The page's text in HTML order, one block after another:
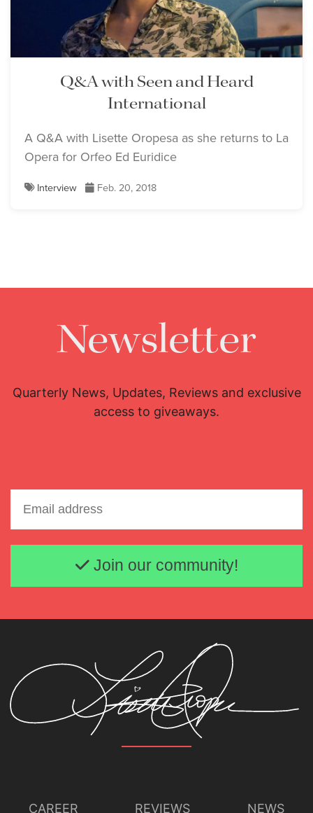
Q&A with Seen and Heard
International
A Q&A with Lisette Oropesa as she returns to La
Opera for Orfeo Ed Euridice
Interview Feb. 20, 2018
Newsletter
Quarterly News, Updates, Reviews and exclusive
access to giveaways.
Email address
Join our community!
CAREER REVIEWS NEWS